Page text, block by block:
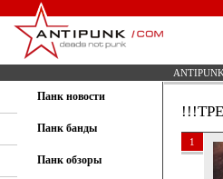
Панк новости
Панк банды
Панк обзоры
1